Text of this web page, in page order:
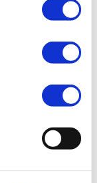
disse. Babytarm